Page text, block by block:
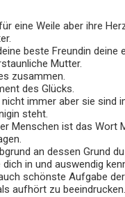
eine Weile aber ihre
beste Freundin deine
Mutter.
zusammen.
des Glücks.
immer aber sie sind
steht.
Menschen ist das Wort
an dessen Grund
in und auswendig
schönste Aufgabe
aufhört zu beeindrucken.